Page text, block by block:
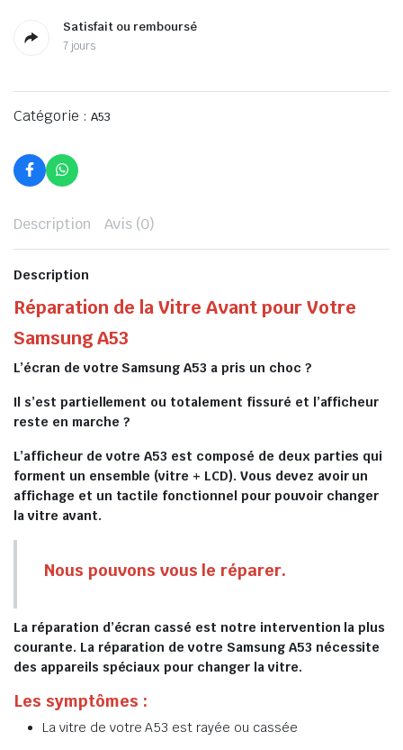
Satisfait ou remboursé
7 jours
Catégorie : A53
Description Avis (0)
Description
Réparation de la Vitre Avant pour Votre
Samsung A53
L’écran de votre Samsung A53 a pris un choc ?
Il s’est partiellement ou totalement fissuré et l’afficheur
reste en marche ?
L’afficheur de votre A53 est composé de deux parties qui
forment un ensemble (vitre + LCD). Vous devez avoir un
affichage et un tactile fonctionnel pour pouvoir changer
la vitre avant.
Nous pouvons vous le réparer.
La réparation d’écran cassé est notre intervention la plus
courante. La réparation de votre Samsung A53 nécessite
des appareils spéciaux pour changer la vitre.
Les symptômes :
La vitre de votre A53 est rayée ou cassée